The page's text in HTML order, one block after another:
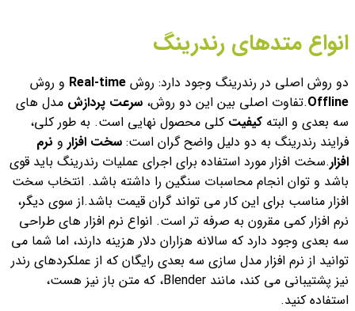
انواع متدهای رندرینگ
دو روش اصلی در رندرینگ وجود دارد: روش Real-time و روش
Offline
.تفاوت اصلی بین این دو روش، سرعت پردازش مدل های
سه بعدی و البته کیفیت کلی محصول نهایی است. به طور کلی،
فرایند رندرینگ به دو دلیل واضح گران است: سخت افزار و نرم
افزار.سخت افزار مورد استفاده برای اجرای عملیات رندرینگ باید قوی
باشد و توان انجام محاسبات سنگین را داشته باشد. انتخاب سخت
افزار مناسب برای این کار می تواند گران قیمت باشد.از سوی دیگر،
نرم افزار کمی مقرون به صرفه تر است. انواع نرم افزار های طراحی
سه بعدی وجود دارد که سالانه هزاران دلار هزینه دارند، اما شما می
توانید از نرم افزار مدل سازی سه بعدی رایگان که از عملکردهای رندر
نیز پشتیبانی می کند، مانند Blender، که متن باز نیز هست،
استفاده کنید.